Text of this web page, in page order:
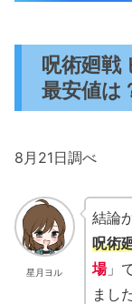
呪術廻戦
最安値は
8月21日調べ
星月ヨル
結論
呪術
場」
まし